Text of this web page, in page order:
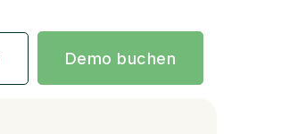
Demo buchen